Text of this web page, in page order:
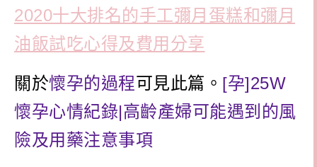
2020十大排名的手工彌月蛋糕和彌月
油飯試吃心得及費用分享
關於懷孕的過程可見此篇。 [孕]25W
懷孕心情紀錄|高齡產婦可能遇到的風
險及用藥注意事項